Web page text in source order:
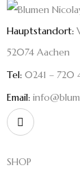
Hauptstandort:
52074 Aachen
Tel: 0241 – 720
Email:
SHOP